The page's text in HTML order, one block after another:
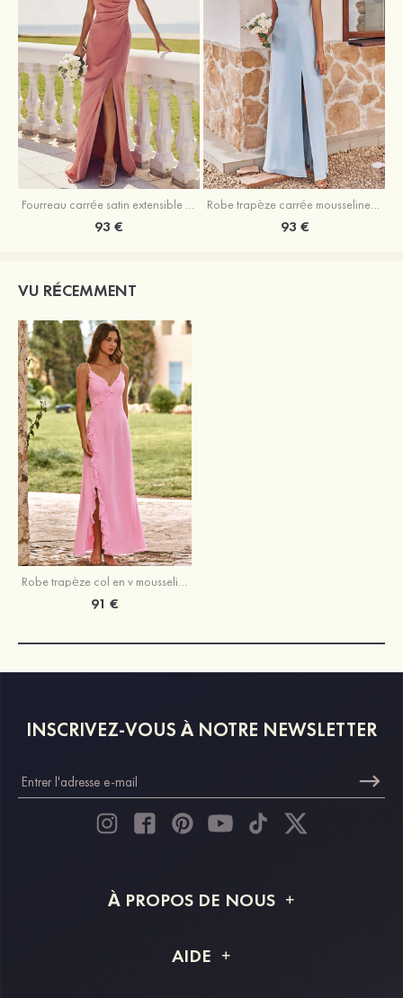
93 € 93 €
VU RÉCEMMENT
Robe trapèze col en v mousseline longueur ras du sol robe de demoiselle d'honneur avec volants fendue
91 €
INSCRIVEZ-VOUS À NOTRE NEWSLETTER
À PROPOS DE NOUS
Livraison
AIDE